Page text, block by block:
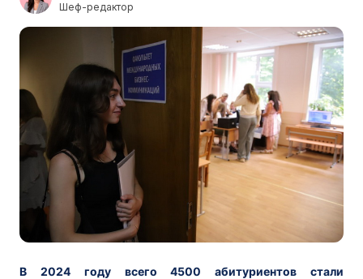
Шеф-редактор
В 2024 году всего 4500 абитуриентов стали